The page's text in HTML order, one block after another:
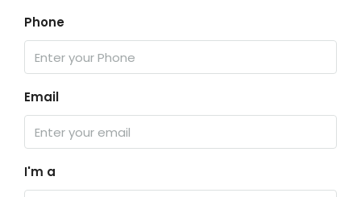
Phone
Email
I'm a